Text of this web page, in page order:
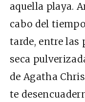
aquella playa.
cabo del
tarde, entre las
seca
de Agatha
te